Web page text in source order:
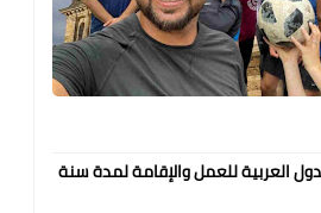
العربية للعمل والإقامة لمدة سنة